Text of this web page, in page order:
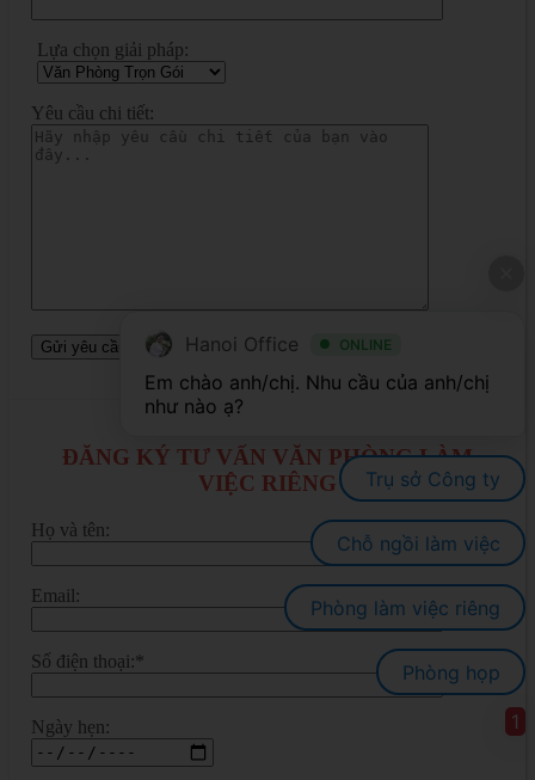
Lựa chọn giải pháp:
Yêu cầu chi tiết:
ĐĂNG KÝ TƯ VẤN VĂN PHÒNG LÀM
VIỆC RIÊNG
Họ và tên:
Email:
Số điện thoại:*
Ngày hẹn:
Hanoi Office ONLINE
Em chào anh/chị. Nhu cầu của anh/chị
Trụ sở Công ty
Chỗ ngồi làm việc
Phòng làm việc riêng
Phòng họp
1